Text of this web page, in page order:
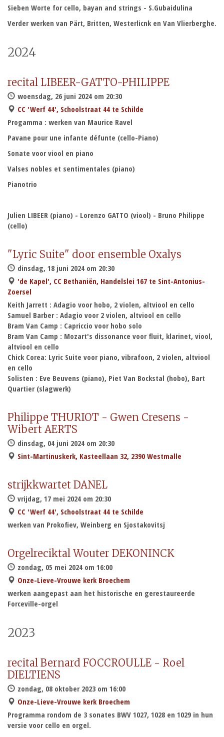
Sieben Worte for cello, bayan and strings - S.Gubaidulina
Verder werken van Pärt, Britten, Westerlicnk en Van Vlierberghe.
2024
recital LIBEER-GATTO-PHILIPPE
woensdag, 26 juni 2024 om 20:30
CC 'Werf 44', Schoolstraat 44 te Schilde
Progamma : werken van Maurice Ravel
Pavane pour une infante défunte (cello-Piano)
Sonate voor viool en piano
Valses nobles et sentimentales (piano)
Pianotrio
Julien LIBEER (piano) - Lorenzo GATTO (viool) - Bruno Philippe
(cello)
"Lyric Suite" door ensemble Oxalys
dinsdag, 18 juni 2024 om 20:30
'de Kapel', CC Bethaniën, Handelslei 167 te Sint-Antonius-
Zoersel
Keith Jarrett : Adagio voor hobo, 2 violen, altviool en cello
Samuel Barber : Adagio voor 2 violen, altviool en cello
Bram Van Camp : Capriccio voor hobo solo
Bram Van Camp : Mozart's dissonance voor fluit, klarinet, viool,
altviool en cello
Chick Corea: Lyric Suite voor piano, vibrafoon, 2 violen, altviool
en cello
Solisten : Eve Beuvens (piano), Piet Van Bockstal (hobo), Bart
Quartier (slagwerk)
Philippe THURIOT - Gwen Cresens -
Wibert AERTS
dinsdag, 04 juni 2024 om 20:30
Sint-Martinuskerk, Kasteellaan 32, 2390 Westmalle
strijkkwartet DANEL
vrijdag, 17 mei 2024 om 20:30
CC 'Werf 44', Schoolstraat 44 te Schilde
werken van Prokofiev, Weinberg en Sjostakovitsj
Orgelreciktal Wouter DEKONINCK
zondag, 05 mei 2024 om 16:00
Onze-Lieve-Vrouwe kerk Broechem
werken aangepast aan het historische en gerestaureerde
Forceville-orgel
2023
recital Bernard FOCCROULLE - Roel
DIELTIENS
zondag, 08 oktober 2023 om 16:00
Onze-Lieve-Vrouwe kerk Broechem
Programma rondom de 3 sonates BWV 1027, 1028 en 1029 in hun
versie voor cello en orgel.